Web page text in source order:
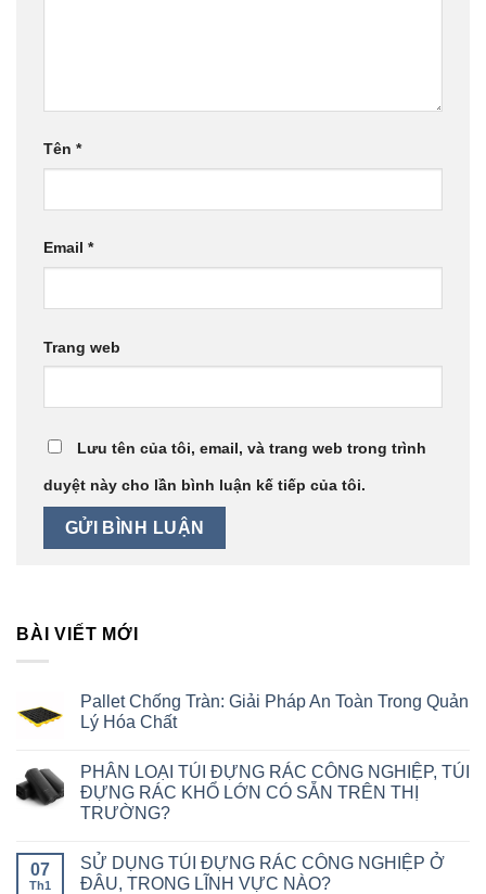
Tên *
Email *
Trang web
Lưu tên của tôi, email, và trang web trong trình
duyệt này cho lần bình luận kế tiếp của tôi.
BÀI VIẾT MỚI
Pallet Chống Tràn: Giải Pháp An Toàn Trong Quản
Lý Hóa Chất
PHÂN LOẠI TÚI ĐỰNG RÁC CÔNG NGHIỆP, TÚI
ĐỰNG RÁC KHỔ LỚN CÓ SẴN TRÊN THỊ
TRƯỜNG?
07
Th1
SỬ DỤNG TÚI ĐỰNG RÁC CÔNG NGHIỆP Ở
ĐÂU, TRONG LĨNH VỰC NÀO?